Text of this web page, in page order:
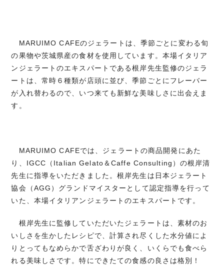
MARUIMO CAFEのジェラートは、季節ごとに変わる旬
の果物や茨城県産の食材を使用しています。本場イタリア
ンジェラートのエキスパートである根岸先生監修のジェラ
ートは、常時６種類が店頭に並び、季節ごとにフレーバー
が入れ替わるので、いつ来ても新鮮な美味しさに出会えま
す。
MARUIMO CAFEでは、ジェラートの商品開発にあた
り、IGCC（Italian Gelato＆Caffe Consulting）の根岸清
先生に指導をいただきました。根岸先生は日本ジェラート
協会（AGG）グランドマイスターとして認定指導を行って
いた、本場イタリアンジェラートのエキスパートです。
根岸先生に監修していただいたジェラートは、素材のお
いしさを生かしたレシピで、計算され尽くした水分値によ
りとってもなめらかで舌ざわりが良く、いくらでも食べら
れる美味しさです。特にできたての食感の良さは格別！